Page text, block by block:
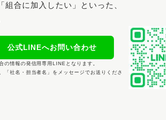
組合に加入したい」といった、
公式LINEへお問い合わせ
の情報の発信用専用LINEとなります。
「社名・担当者名」をメッセージでお送りくださ